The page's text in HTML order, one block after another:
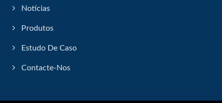
Notícias
Produtos
Estudo De Caso
Contacte-Nos